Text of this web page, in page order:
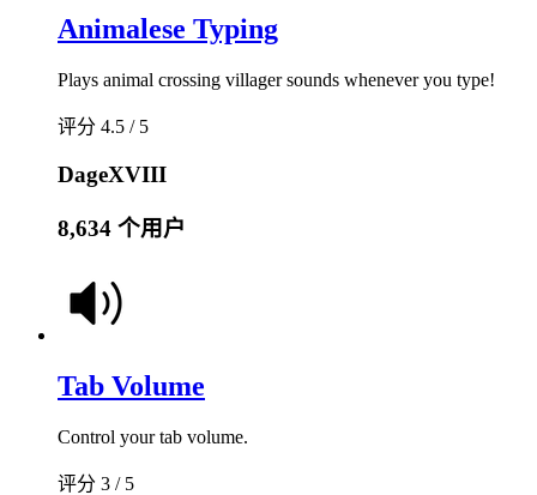
Animalese Typing
Plays animal crossing villager sounds whenever you type!
评分 4.5 / 5
DageXVIII
8,634 个用户
Tab Volume
Control your tab volume.
评分 3 / 5